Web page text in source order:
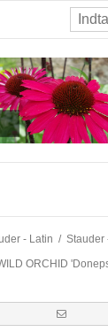
- Latin / Stauder
ORCHID